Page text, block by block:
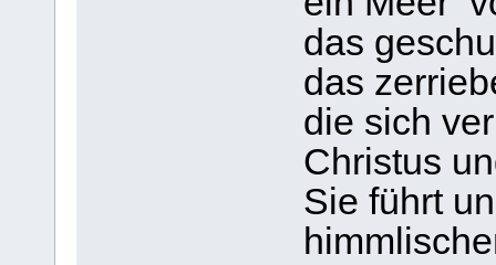
das
das
die sich
Christus
Sie führt